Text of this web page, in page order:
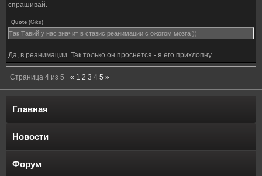
спрашивай.
Quote (Giks)
Так Тавий у нас значит в стазис реанимации с ожогом мозга ))
Да, в реанимации. Так только он проснется - я его прихлопну.
Страница 4 из 5 « 1 2 3 4 5 »
Главная
Новости
Форум